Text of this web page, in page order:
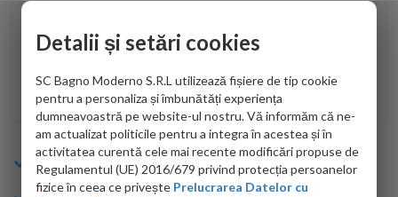
de personalul firmei dvs. cu care am colaborat in obtinerea
adus coletul in siguranta.Numai bine, va doresc!
Sofrone Viviana -28.07.2026
Info Bagno
Detalii și setări cookies
SC Bagno Moderno S.R.L utilizează fișiere de tip cookie
pentru a personaliza și îmbunătăți experiența
dumneavoastră pe website-ul nostru. Vă informăm că ne-
am actualizat politicile pentru a integra în acestea și în
activitatea curentă cele mai recente modificări propuse de
Regulamentul (UE) 2016/679 privind protecția persoanelor
fizice în ceea ce privește Prelucrarea Datelor cu